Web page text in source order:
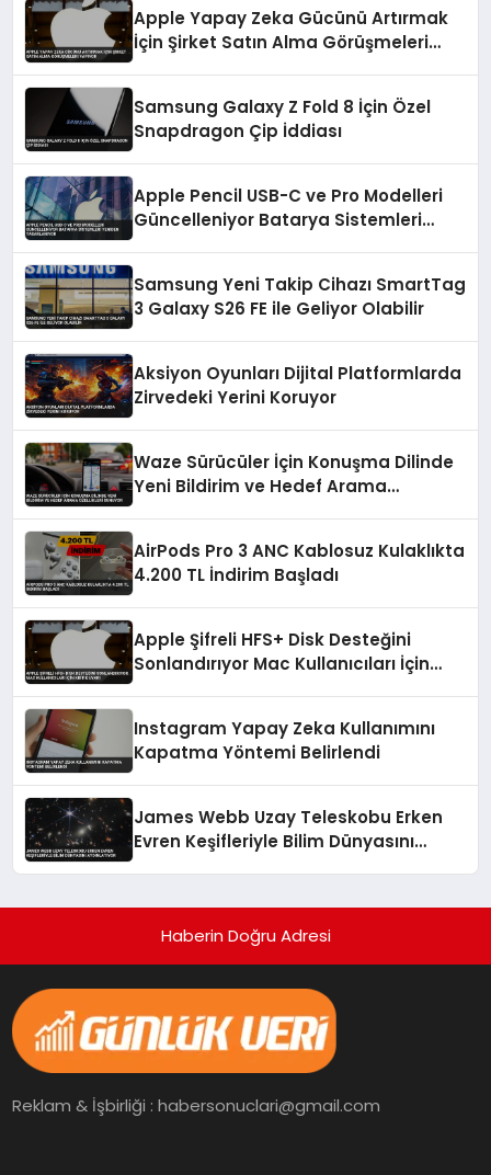
Apple Yapay Zeka Gücünü Artırmak
İçin Şirket Satın Alma Görüşmeleri
Samsung Galaxy Z Fold 8 İçin Özel
Snapdragon Çip İddiası
Apple Pencil USB-C ve Pro Modelleri
Güncelleniyor Batarya Sistemleri
Samsung Yeni Takip Cihazı SmartTag
3 Galaxy S26 FE ile Geliyor Olabilir
Aksiyon Oyunları Dijital Platformlarda
Zirvedeki Yerini Koruyor
Waze Sürücüler İçin Konuşma Dilinde
Yeni Bildirim ve Hedef Arama
AirPods Pro 3 ANC Kablosuz Kulaklıkta
4.200 TL İndirim Başladı
Apple Şifreli HFS+ Disk Desteğini
Sonlandırıyor Mac Kullanıcıları İçin
Instagram Yapay Zeka Kullanımını
Kapatma Yöntemi Belirlendi
James Webb Uzay Teleskobu Erken
Evren Keşifleriyle Bilim Dünyasını
Haberin Doğru Adresi
Reklam & İşbirliği : habersonuclari@gmail.com